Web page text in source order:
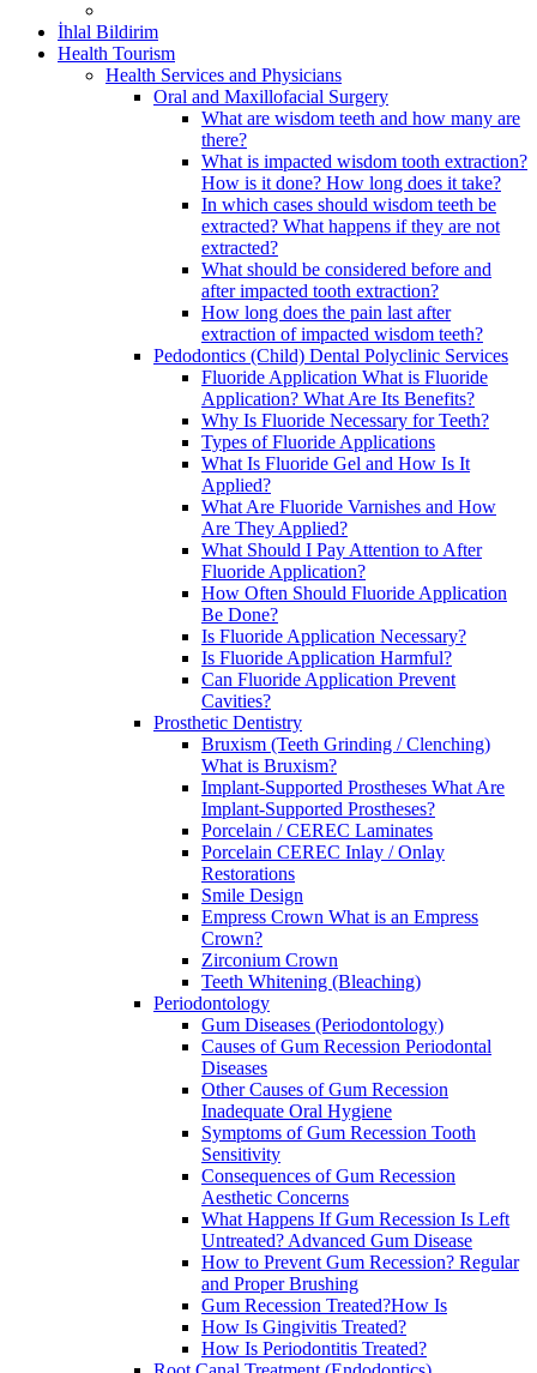
İhlal Bildirim
Health Tourism
Health Services and Physicians
Oral and Maxillofacial Surgery
What are wisdom teeth and how many are
there?
What is impacted wisdom tooth extraction?
How is it done? How long does it take?
In which cases should wisdom teeth be
extracted? What happens if they are not
extracted?
What should be considered before and
after impacted tooth extraction?
How long does the pain last after
extraction of impacted wisdom teeth?
Pedodontics (Child) Dental Polyclinic Services
Fluoride Application What is Fluoride
Application? What Are Its Benefits?
Why Is Fluoride Necessary for Teeth?
Types of Fluoride Applications
What Is Fluoride Gel and How Is It
Applied?
What Are Fluoride Varnishes and How
Are They Applied?
What Should I Pay Attention to After
Fluoride Application?
How Often Should Fluoride Application
Be Done?
Is Fluoride Application Necessary?
Is Fluoride Application Harmful?
Can Fluoride Application Prevent
Cavities?
Prosthetic Dentistry
Bruxism (Teeth Grinding / Clenching)
What is Bruxism?
Implant-Supported Prostheses What Are
Implant-Supported Prostheses?
Porcelain / CEREC Laminates
Porcelain CEREC Inlay / Onlay
Restorations
Smile Design
Empress Crown What is an Empress
Crown?
Zirconium Crown
Teeth Whitening (Bleaching)
Periodontology
Gum Diseases (Periodontology)
Causes of Gum Recession Periodontal
Diseases
Other Causes of Gum Recession
Inadequate Oral Hygiene
Symptoms of Gum Recession Tooth
Sensitivity
Consequences of Gum Recession
Aesthetic Concerns
What Happens If Gum Recession Is Left
Untreated? Advanced Gum Disease
How to Prevent Gum Recession? Regular
and Proper Brushing
Gum Recession Treated?How Is
How Is Gingivitis Treated?
How Is Periodontitis Treated?